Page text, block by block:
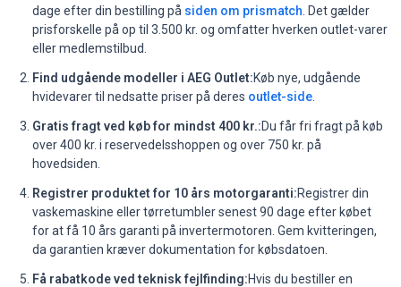
dage efter din bestilling på siden om prismatch . Det gælder
prisforskelle på op til 3.500 kr. og omfatter hverken outlet-varer
eller medlemstilbud.
Find udgående modeller i AEG Outlet:Køb nye, udgående
hvidevarer til nedsatte priser på deres outlet-side
Gratis fragt ved køb for mindst 400 kr.:Du får fri fragt på køb
over 400 kr. i reservedelsshoppen og over 750 kr. på
hovedsiden.
Registrer produktet for 10 års motorgaranti:Registrer din
vaskemaskine eller tørretumbler senest 90 dage efter købet
for at få 10 års garanti på invertermotoren. Gem kvitteringen,
da garantien kræver dokumentation for købsdatoen.
Få rabatkode ved teknisk fejlfinding:Hvis du bestiller en